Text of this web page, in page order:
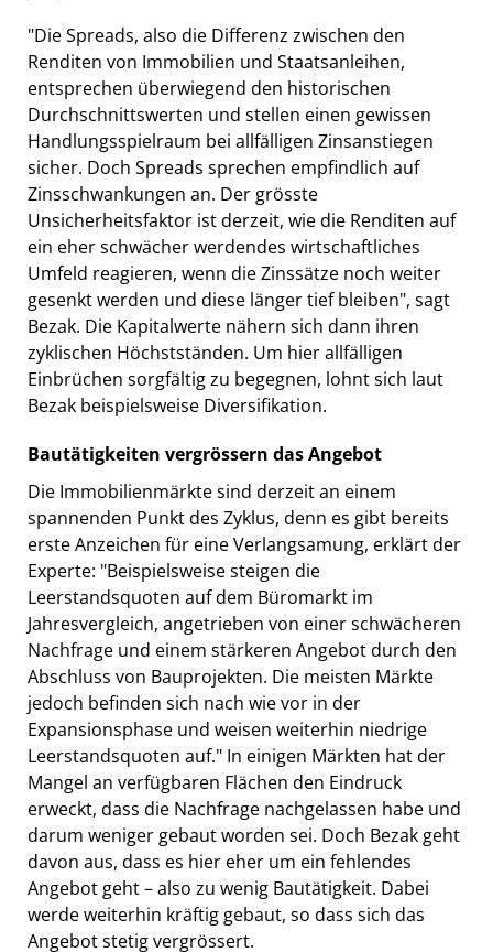
"Die Spreads, also die Differenz zwischen den
Renditen von Immobilien und Staatsanleihen,
entsprechen überwiegend den historischen
Durchschnittswerten und stellen einen gewissen
Handlungsspielraum bei allfälligen Zinsanstiegen
sicher. Doch Spreads sprechen empfindlich auf
Zinsschwankungen an. Der grösste
Unsicherheitsfaktor ist derzeit, wie die Renditen auf
ein eher schwächer werdendes wirtschaftliches
Umfeld reagieren, wenn die Zinssätze noch weiter
gesenkt werden und diese länger tief bleiben", sagt
Bezak. Die Kapitalwerte nähern sich dann ihren
zyklischen Höchstständen. Um hier allfälligen
Einbrüchen sorgfältig zu begegnen, lohnt sich laut
Bezak beispielsweise Diversifikation.
Bautätigkeiten vergrössern das Angebot
Die Immobilienmärkte sind derzeit an einem
spannenden Punkt des Zyklus, denn es gibt bereits
erste Anzeichen für eine Verlangsamung, erklärt der
Experte: "Beispielsweise steigen die
Leerstandsquoten auf dem Büromarkt im
Jahresvergleich, angetrieben von einer schwächeren
Nachfrage und einem stärkeren Angebot durch den
Abschluss von Bauprojekten. Die meisten Märkte
jedoch befinden sich nach wie vor in der
Expansionsphase und weisen weiterhin niedrige
Leerstandsquoten auf." In einigen Märkten hat der
Mangel an verfügbaren Flächen den Eindruck
erweckt, dass die Nachfrage nachgelassen habe und
darum weniger gebaut worden sei. Doch Bezak geht
davon aus, dass es hier eher um ein fehlendes
Angebot geht – also zu wenig Bautätigkeit. Dabei
werde weiterhin kräftig gebaut, so dass sich das
Angebot stetig vergrössert.